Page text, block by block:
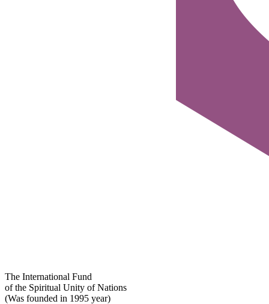
The International Fund
of the Spiritual Unity of Nations
(Was founded in 1995 year)